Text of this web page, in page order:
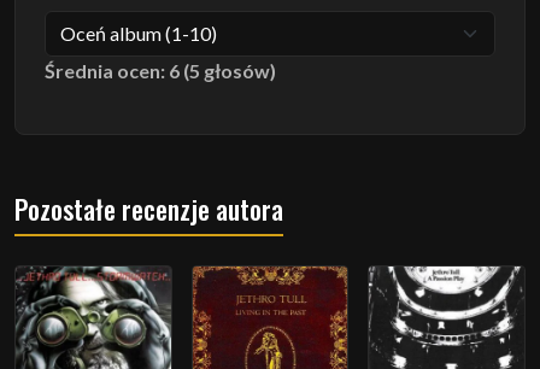
Średnia ocen: 6 (5 głosów)
Pozostałe recenzje autora